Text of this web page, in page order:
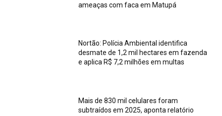
ameaças com faca em Matupá
Nortão: Polícia Ambiental identifica
desmate de 1,2 mil hectares em fazenda
e aplica R$ 7,2 milhões em multas
Mais de 830 mil celulares foram
subtraídos em 2025, aponta relatório